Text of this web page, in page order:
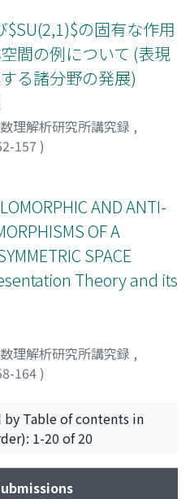
の固有な作用
間の例について (表現
る諸分野の発展)
数理解析研究所講究録 ,
157 )
AND ANTI-
OF A
SPACE
Theory and its
数理解析研究所講究録 ,
164)
Table of contents in
1-20 of 20